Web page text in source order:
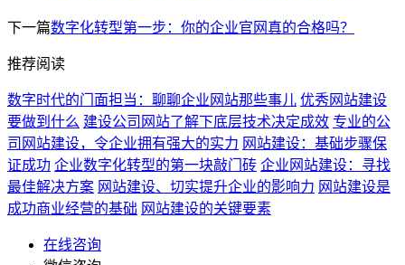
下一篇数字化转型第一步：你的企业官网真的合格吗？
推荐阅读
数字时代的门面担当：聊聊企业网站那些事儿 优秀网站建设
要做到什么 建设公司网站了解下底层技术决定成效 专业的公
司网站建设，令企业拥有强大的实力 网站建设：基础步骤保
证成功 企业数字化转型的第一块敲门砖 企业网站建设：寻找
最佳解决方案 网站建设、切实提升企业的影响力 网站建设是
成功商业经营的基础 网站建设的关键要素
在线咨询